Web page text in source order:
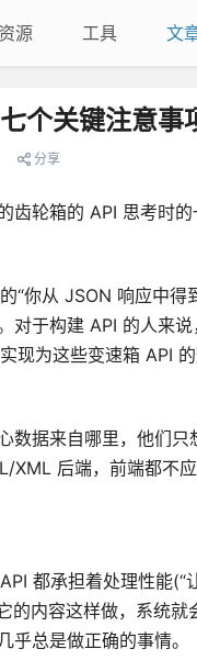
资源 工具 文
个关键注意事
分享
轮箱的 API 思考时的
“你从 JSON 响应中得
对于构建 API 的人来
现为这些变速箱 API 的
数据来自哪里，他们
XML 后端，前端都不
都承担着处理性能
的内容这样做，系统
总是做正确的事情。